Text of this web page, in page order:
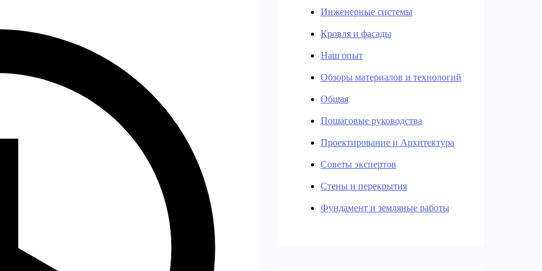
Инженерные системы
Кровля и фасады
Наш опыт
Обзоры материалов и технологий
Общая
Пошаговые руководства
Проектирование и Архитектура
Советы экспертов
Стены и перекрытия
Фундамент и земляные работы